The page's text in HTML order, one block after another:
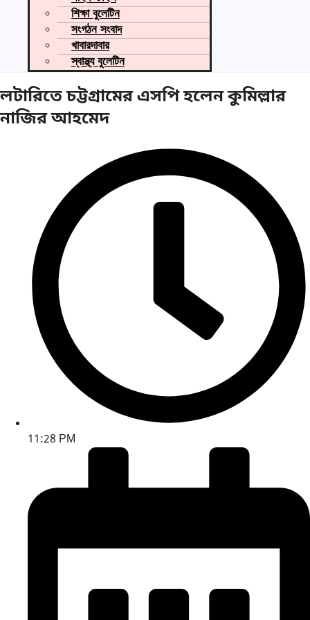
শিক্ষা বুলেটিন
সংগঠন সংবাদ
খাবারদাবার
স্বাস্থ্য বুলেটিন
লটারিতে চট্টগ্রামের এসপি হলেন কুমিল্লার
নাজির আহমেদ
11:28 PM